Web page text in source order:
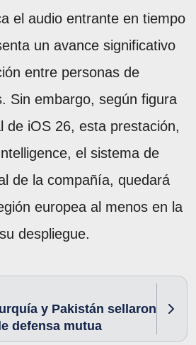
el audio entrante en tiempo
un avance significativo
entre personas de
Sin embargo, según figura
de iOS 26, esta prestación,
el sistema de
de la compañía, quedará
europea al menos en la
despliegue.
y Pakistán sellaron
defensa mutua